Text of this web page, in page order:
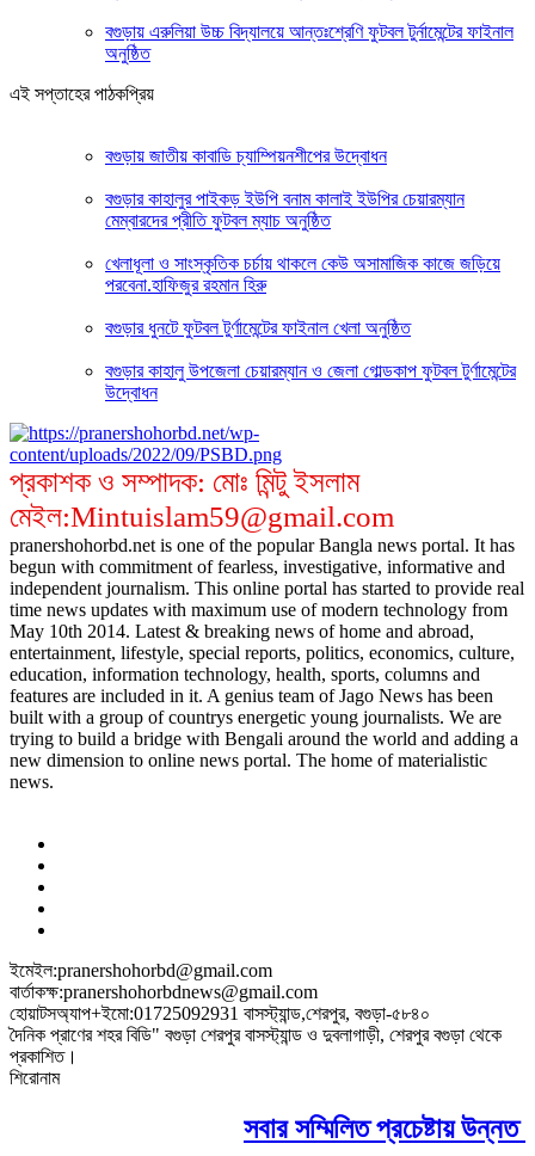
‎বগুড়ায় এরুলিয়া উচ্চ বিদ্যালয়ে আন্তঃশ্রেণি ফুটবল টুর্নামেন্টের ফাইনাল
অনুষ্ঠিত
এই সপ্তাহের পাঠকপ্রিয়
বগুড়ায় জাতীয় কাবাডি চ্যাম্পিয়নশীপের উদ্বোধন
বগুড়ার কাহালুর পাইকড় ইউপি বনাম কালাই ইউপির চেয়ারম্যান
মেম্বারদের প্রীতি ফুটবল ম্যাচ অনুষ্ঠিত
খেলাধূলা ও সাংস্কৃতিক চর্চায় থাকলে কেউ অসামাজিক কাজে জড়িয়ে
পরবেনা.হাফিজুর রহমান হিরু
বগুড়ার ধুনটে ফুটবল টুর্ণামেন্টের ফাইনাল খেলা অনুষ্ঠিত
বগুড়ার কাহালু উপজেলা চেয়ারম্যান ও জেলা গোল্ডকাপ ফুটবল টুর্ণামেন্টের
উদ্বোধন
প্রকাশক ও সম্পাদক: মোঃ মিন্টু ইসলাম
মেইল:Mintuislam59@gmail.com
pranershohorbd.net is one of the popular Bangla news portal. It has
begun with commitment of fearless, investigative, informative and
independent journalism. This online portal has started to provide real
time news updates with maximum use of modern technology from
May 10th 2014. Latest & breaking news of home and abroad,
entertainment, lifestyle, special reports, politics, economics, culture,
education, information technology, health, sports, columns and
features are included in it. A genius team of Jago News has been
built with a group of countrys energetic young journalists. We are
trying to build a bridge with Bengali around the world and adding a
new dimension to online news portal. The home of materialistic
news.
ইমেইল:pranershohorbd@gmail.com
বার্তাকক্ষ:pranershohorbdnews@gmail.com
হোয়াটসঅ্যাপ+ইমো:01725092931 বাসস্ট্যান্ড,শেরপুর, বগুড়া-৫৮৪০
দৈনিক প্রাণের শহর বিডি" বগুড়া শেরপুর বাসস্ট্যান্ড ও দুবলাগাড়ী, শেরপুর বগুড়া থেকে
প্রকাশিত।
শিরোনাম
সবার সম্মিলিত প্রচেষ্টায় উন্নত